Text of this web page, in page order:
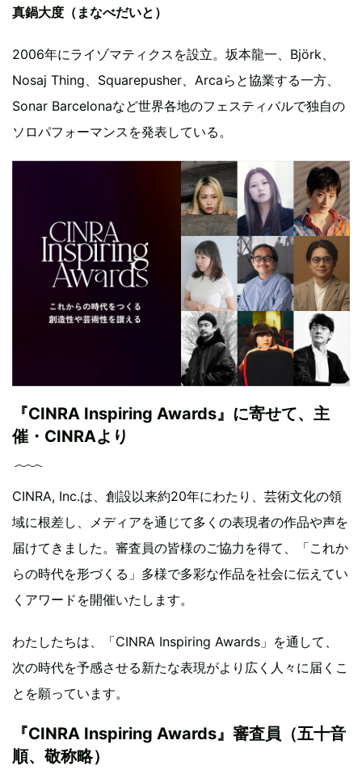
真鍋大度（まなべだいと）
2006年にライゾマティクスを設立。坂本龍一、Björk、
Nosaj Thing、Squarepusher、Arcaらと協業する一方、
Sonar Barcelonaなど世界各地のフェスティバルで独自の
ソロパフォーマンスを発表している。
『CINRA Inspiring Awards』に寄せて、主
催・CINRAより
CINRA, Inc.は、創設以来約20年にわたり、芸術文化の領
域に根差し、メディアを通じて多くの表現者の作品や声を
届けてきました。審査員の皆様のご協力を得て、「これか
らの時代を形づくる」多様で多彩な作品を社会に伝えてい
くアワードを開催いたします。
わたしたちは、「CINRA Inspiring Awards」を通して、
次の時代を予感させる新たな表現がより広く人々に届くこ
とを願っています。
『CINRA Inspiring Awards』審査員（五十音
順、敬称略）